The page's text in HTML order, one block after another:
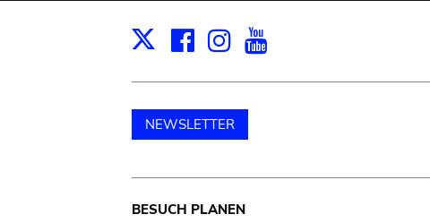
X Facebook
Instagram
NEWSLETTER
BESUCH PLANEN